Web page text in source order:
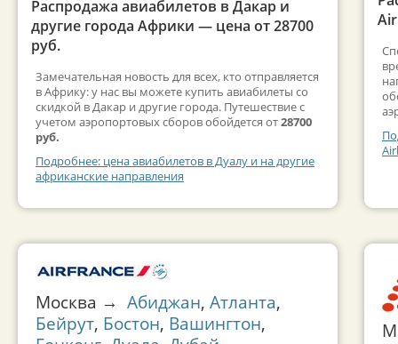
Распродажа авиабилетов в Дакар и
другие города Африки — цена от 28700
руб.
Замечательная новость для всех, кто отправляется
в Африку: у нас вы можете купить авиабилеты со
скидкой в Дакар и другие города. Путешествие с
учетом аэропортовых сборов обойдется от28700
руб.
Подробнее: цена авиабилетов в Дуалу и на другие
африканские направления
Москва → Абиджан, Атланта,
Бейрут, Бостон, Вашингтон,